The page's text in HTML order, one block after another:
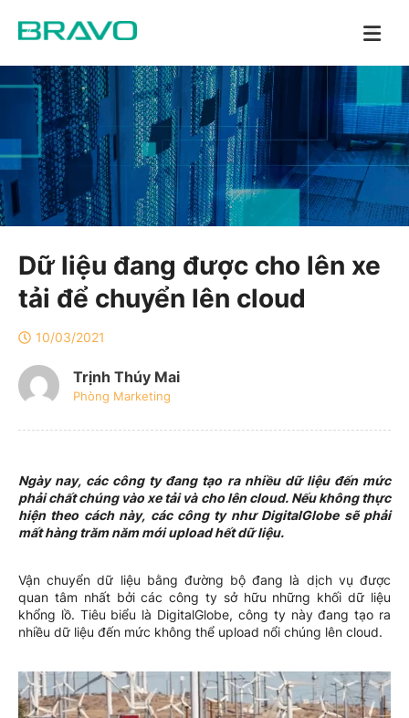
Dữ liệu đang được cho lên xe
tải để chuyển lên cloud
10/03/2021
Trịnh Thúy Mai
Phòng Marketing
Ngày nay, các công ty đang tạo ra nhiều dữ liệu đến mức
phải chất chúng vào xe tải và cho lên cloud. Nếu không thực
hiện theo cách này, các công ty như DigitalGlobe sẽ phải
mất hàng trăm năm mới upload hết dữ liệu.
Vận chuyển dữ liệu bằng đường bộ đang là dịch vụ được
quan tâm nhất bởi các công ty sở hữu những khối dữ liệu
khổng lồ. Tiêu biểu là DigitalGlobe, công ty này đang tạo ra
nhiều dữ liệu đến mức không thể upload nổi chúng lên cloud.